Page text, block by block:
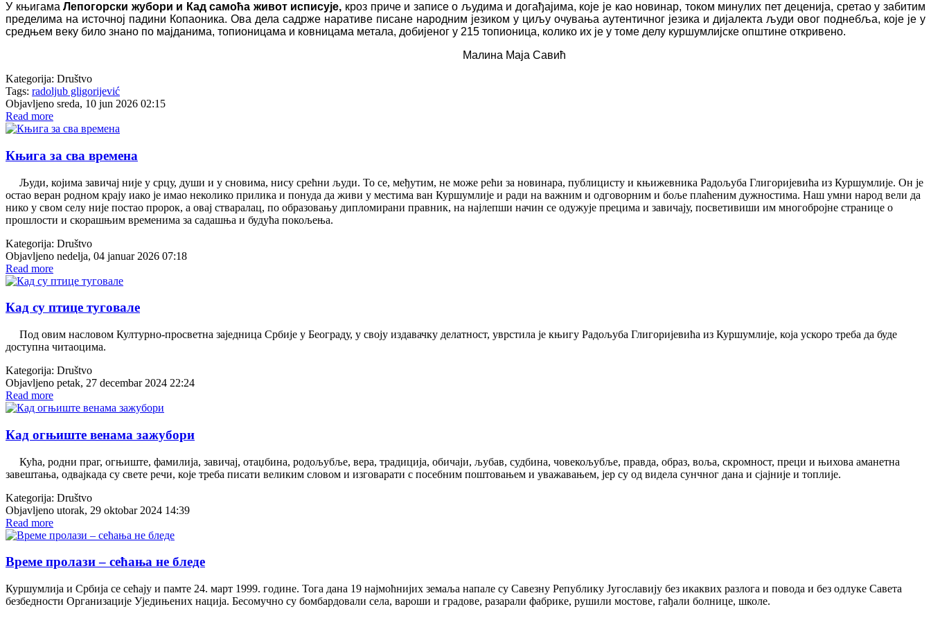
У књигамаЛепогорски жубори и Кад самоћа живот исписује, кроз приче и записе о људима и догађајима, које је као новинар, током минулих пет деценија, сретао у забитим
пределима на источној падини Копаоника. Ова дела садрже наративе писане народним језиком у циљу очувања аутентичног језика и дијалекта људи овог поднебља, које је у
средњем веку било знано по мајданима, топионицама и ковницама метала, добијеног у 215 топионица, колико их је у томе делу куршумлијске општине откривено.
Малина Маја Савић
Kategorija: Društvo
Tags: radoljub gligorijević
Objavljeno sreda, 10 jun 2026 02:15
Read more
Књига за сва времена
Људи, којима завичај није у срцу, души и у сновима, нису срећни људи. То се, међутим, не може рећи за новинара, публицисту и књижевника Радољуба Глигоријевића из Куршумлије. Он је
остао веран родном крају иако је имао неколико прилика и понуда да живи у местима ван Куршумлије и ради на важним и одговорним и боље плаћеним дужностима. Наш умни народ вели да
нико у свом селу није постао пророк, а овај стваралац, по образовању дипломирани правник, на најлепши начин се одужује прецима и завичају, посветивиши им многобројне странице о
прошлости и скорашњим временима за садашња и будућа покољења.
Kategorija: Društvo
Objavljeno nedelja, 04 januar 2026 07:18
Read more
Кад су птице туговале
Под овим насловом Културно-просветна заједница Србије у Београду, у своју издавачку делатност, уврстила је књигу Радољуба Глигоријевића из Куршумлије, која ускоро треба да буде
доступна читаоцима.
Kategorija: Društvo
Objavljeno petak, 27 decembar 2024 22:24
Read more
Кад огњиште венама зажубори
Кућа, родни праг, огњиште, фамилија, завичај, отаџбина, родољубље, вера, традиција, обичаји, љубав, судбина, човекољубље, правда, образ, воља, скромност, преци и њихова аманетна
завештања, одвајкада су свете речи, које треба писати великим словом и изговарати с посебним поштовањем и уважавањем, јер су од видела сунчног дана и сјајније и топлије.
Kategorija: Društvo
Objavljeno utorak, 29 oktobar 2024 14:39
Read more
Време пролази – сећања не бледе
Куршумлија и Србија се сећају и памте 24. март 1999. године. Тога дана 19 најмоћнијих земаља напале су Савезну Републику Југославију без икаквих разлога и повода и без одлуке Савета
безбедности Организације Уједињених нација. Бесомучно су бомбардовали села, вароши и градове, разарали фабрике, рушили мостове, гађали болнице, школе.